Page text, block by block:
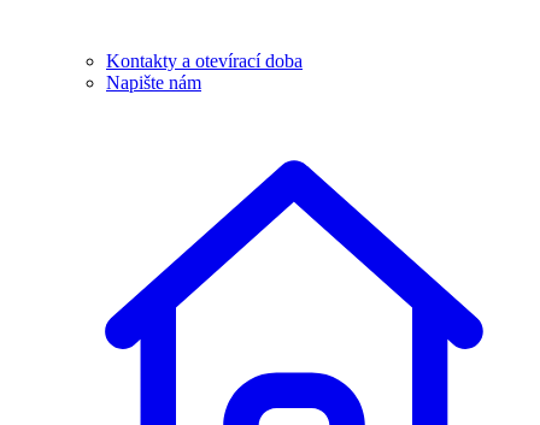
Kontakty a otevírací doba
Napište nám